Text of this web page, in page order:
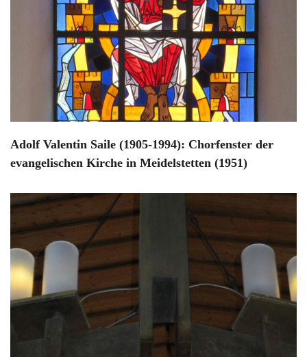
Adolf Valentin Saile (1905-1994): Chorfenster der
evangelischen Kirche in Meidelstetten (1951)